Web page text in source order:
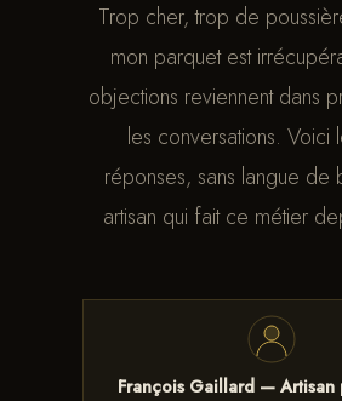
Trop cher, trop de
mon parquet est
objections reviennent dans
les conversations. Voici
réponses, sans langue de
artisan qui fait ce métier
François Gaillard — Artisan